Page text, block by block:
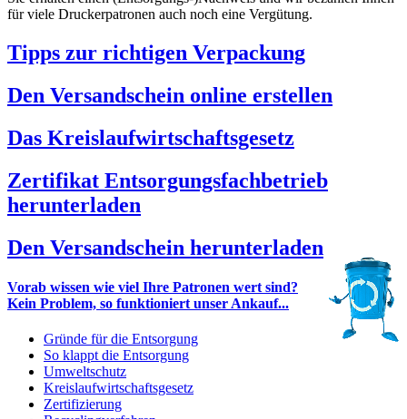
für viele Druckerpatronen auch noch eine Vergütung.
Tipps zur richtigen Verpackung
Den Versandschein online erstellen
Das Kreislaufwirtschaftsgesetz
Zertifikat Entsorgungsfachbetrieb
herunterladen
Den Versandschein herunterladen
Vorab wissen wie viel Ihre Patronen wert sind?
Kein Problem, so funktioniert unser Ankauf...
Gründe für die Entsorgung
So klappt die Entsorgung
Umweltschutz
Kreislaufwirtschaftsgesetz
Zertifizierung